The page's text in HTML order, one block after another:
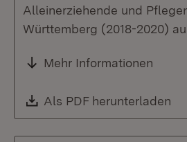
Alleinerziehende und
Württemberg (2018-2020)
Mehr Informationen
Download:
Als PDF herunterladen